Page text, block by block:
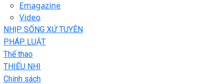
Emagazine
Video
NHỊP SỐNG XỨ TUYÊN
PHÁP LUẬT
Thể thao
THIẾU NHI
Chính sách